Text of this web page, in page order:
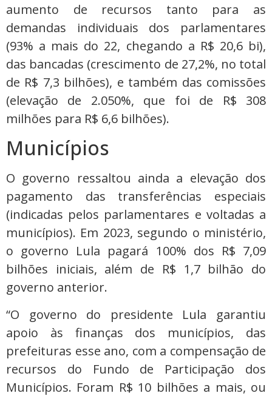
aumento de recursos tanto para as
demandas individuais dos parlamentares
(93% a mais do 22, chegando a R$ 20,6 bi),
das bancadas (crescimento de 27,2%, no total
de R$ 7,3 bilhões), e também das comissões
(elevação de 2.050%, que foi de R$ 308
milhões para R$ 6,6 bilhões).
Municípios
O governo ressaltou ainda a elevação dos
pagamento das transferências especiais
(indicadas pelos parlamentares e voltadas a
municípios). Em 2023, segundo o ministério,
o governo Lula pagará 100% dos R$ 7,09
bilhões iniciais, além de R$ 1,7 bilhão do
governo anterior.
“O governo do presidente Lula garantiu
apoio às finanças dos municípios, das
prefeituras esse ano, com a compensação de
recursos do Fundo de Participação dos
Municípios. Foram R$ 10 bilhões a mais, ou